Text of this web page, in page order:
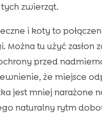
zwierząt.
i koty to
Można tu użyć zasłon
przed
że miejsce
jest mniej narażone
naturalny rytm